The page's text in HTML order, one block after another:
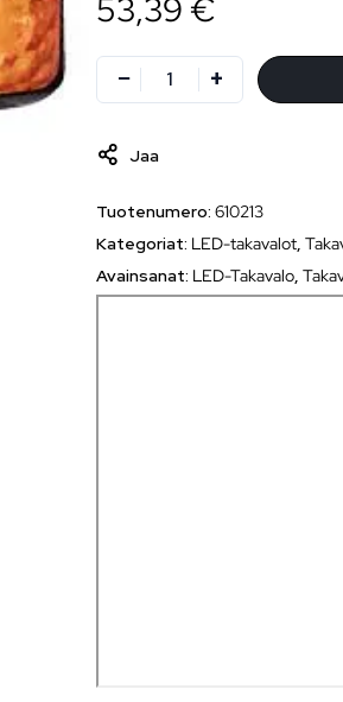
Jaa
Tuotenumero:610213
Kategoriat: LED-takavalot ,
Avainsanat: LED-Takavalo ,